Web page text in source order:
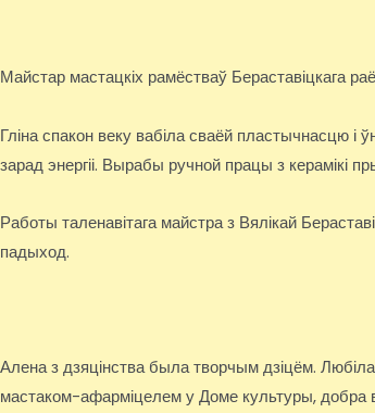
Майстар мастацкіх рамёстваў Бераставіцкага
Гліна спакон веку вабіла сваёй
зарад энергіі. Вырабы ручной працы з керамікі
Работы таленавітага майстра з Вялікай
падыход.
Алена з дзяцінства была творчым дзіцём.
мастаком-афарміцелем у Доме культуры, добра